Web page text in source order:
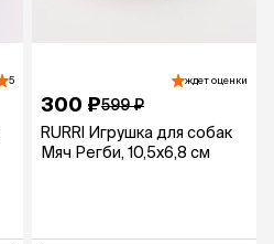
5 ждет оценки
300 ₽599 ₽
RURRI Игрушка для собак
Мяч Регби, 10,5х6,8 см